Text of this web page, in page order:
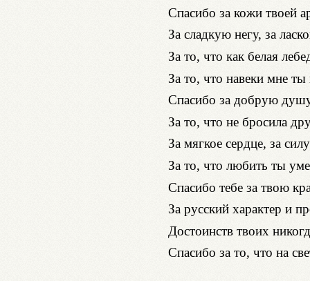
Спасибо за кожи твоей
За сладкую негу, за
За то, что как белая
За то, что навеки мне
Спасибо за добрую
За то, что не бросила
За мягкое сердце, за
За то, что любить ты
Спасибо тебе за твою
За русский характер и
Достоинств твоих
Спасибо за то, что на